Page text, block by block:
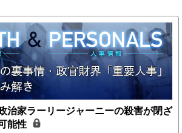
治家ラーリージャーニーの殺害が閉ざ
能性